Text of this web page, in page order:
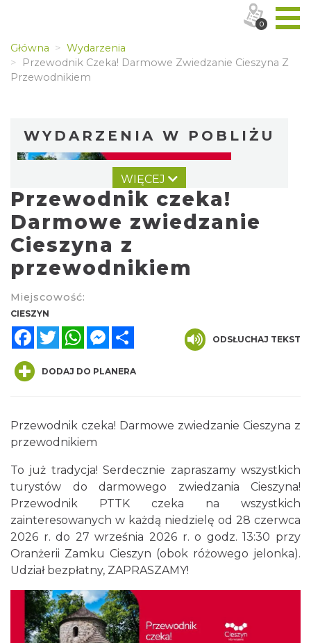
Główna
Wydarzenia
Przewodnik Czeka! Darmowe Zwiedzanie Cieszyna Z
Przewodnikiem
WYDARZENIA W POBLIŻU
Cieszyn
0.00 km
2026-08-16
0.00 km
Cieszyn
0.00 km
WIĘCEJ
Przewodnik czeka!
Darmowe zwiedzanie
Cieszyna z
przewodnikiem
Miejscowość:
CIESZYN
FacebookTwitterWhatsAppMessenger
ODSŁUCHAJ TEKST
DODAJ DO PLANERA
Przewodnik czeka! Darmowe zwiedzanie Cieszyna z
przewodnikiem
To już tradycja! Serdecznie zapraszamy wszystkich
turystów do darmowego zwiedzania Cieszyna!
Przewodnik PTTK czeka na wszystkich
zainteresowanych w każdą niedzielę od 28 czerwca
2026 r. do 27 września 2026 r. o godz. 13:30 przy
Oranżerii Zamku Cieszyn (obok różowego jelonka).
Udział bezpłatny, ZAPRASZAMY!
0